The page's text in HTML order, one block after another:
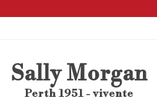
Sally Morgan
Perth 1951 - vivente